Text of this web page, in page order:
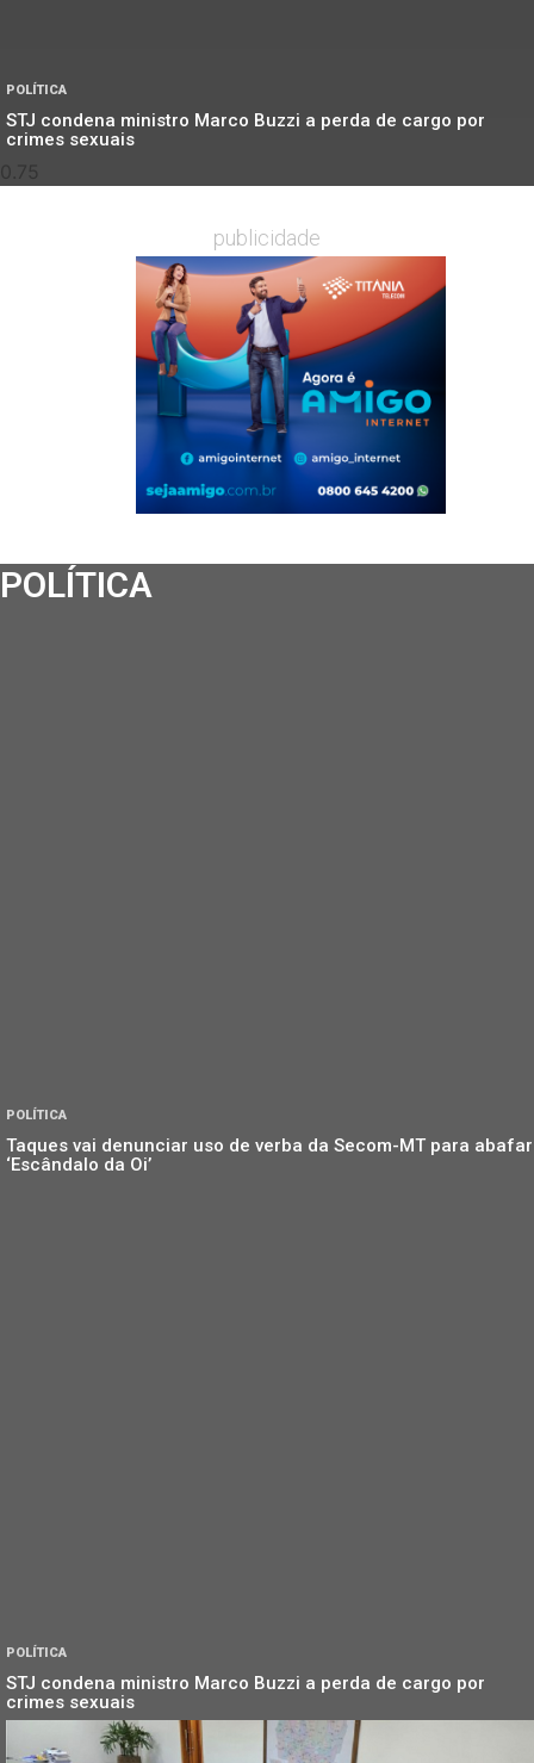
POLÍTICA
STJ condena ministro Marco Buzzi a perda de cargo por
crimes sexuais
publicidade
POLÍTICA
POLÍTICA
Taques vai denunciar uso de verba da Secom-MT para abafar
‘Escândalo da Oi’
POLÍTICA
STJ condena ministro Marco Buzzi a perda de cargo por
crimes sexuais